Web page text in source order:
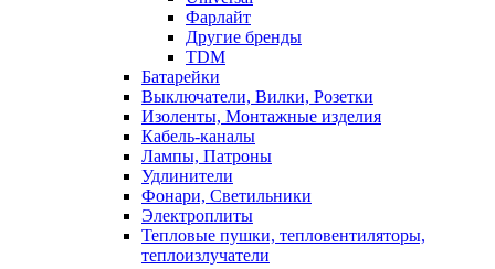
Фарлайт
Другие бренды
TDM
Батарейки
Выключатели, Вилки, Розетки
Изоленты, Монтажные изделия
Кабель-каналы
Лампы, Патроны
Удлинители
Фонари, Светильники
Электроплиты
Тепловые пушки, тепловентиляторы,
теплоизлучатели